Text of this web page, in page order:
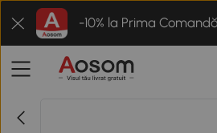
-10% la Prima